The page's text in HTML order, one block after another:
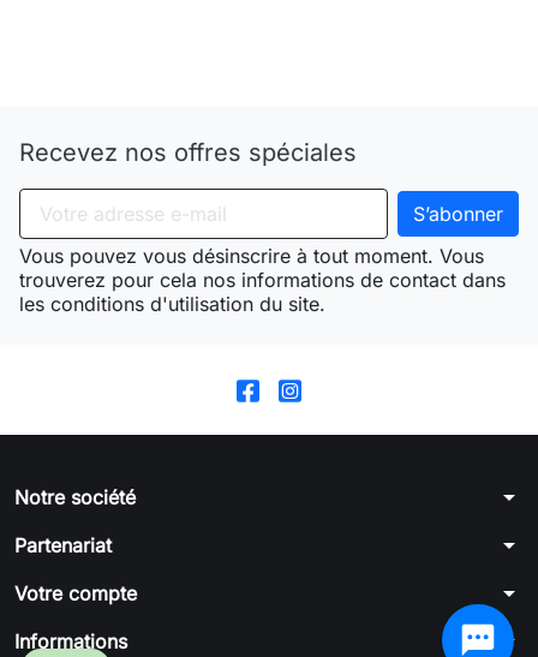
Recevez nos offres spéciales
Vous pouvez vous désinscrire à tout moment. Vous
trouverez pour cela nos informations de contact dans
les conditions d'utilisation du site.
Notre société arrow_drop_down
Partenariat arrow_drop_down
Votre compte arrow_drop_down
Informations arrow_drop_down